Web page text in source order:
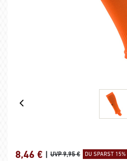
8,46 € | UVP 9,95 € DU SPARST 15%